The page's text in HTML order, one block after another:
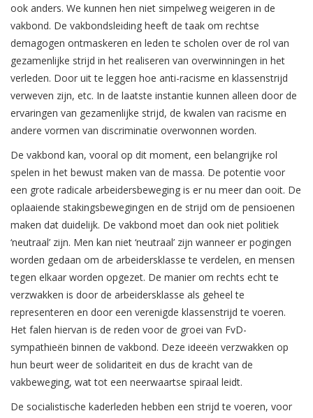
ook anders. We kunnen hen niet simpelweg weigeren in de
vakbond. De vakbondsleiding heeft de taak om rechtse
demagogen ontmaskeren en leden te scholen over de rol van
gezamenlijke strijd in het realiseren van overwinningen in het
verleden. Door uit te leggen hoe anti-racisme en klassenstrijd
verweven zijn, etc. In de laatste instantie kunnen alleen door de
ervaringen van gezamenlijke strijd, de kwalen van racisme en
andere vormen van discriminatie overwonnen worden.
De vakbond kan, vooral op dit moment, een belangrijke rol
spelen in het bewust maken van de massa. De potentie voor
een grote radicale arbeidersbeweging is er nu meer dan ooit. De
oplaaiende stakingsbewegingen en de strijd om de pensioenen
maken dat duidelijk. De vakbond moet dan ook niet politiek
‘neutraal’ zijn. Men kan niet ‘neutraal’ zijn wanneer er pogingen
worden gedaan om de arbeidersklasse te verdelen, en mensen
tegen elkaar worden opgezet. De manier om rechts echt te
verzwakken is door de arbeidersklasse als geheel te
representeren en door een verenigde klassenstrijd te voeren.
Het falen hiervan is de reden voor de groei van FvD-
sympathieën binnen de vakbond. Deze ideeën verzwakken op
hun beurt weer de solidariteit en dus de kracht van de
vakbeweging, wat tot een neerwaartse spiraal leidt.
De socialistische kaderleden hebben een strijd te voeren, voor